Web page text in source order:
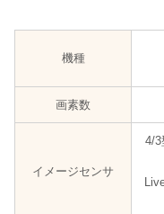
機種
画素数
イメージセンサ
4/3